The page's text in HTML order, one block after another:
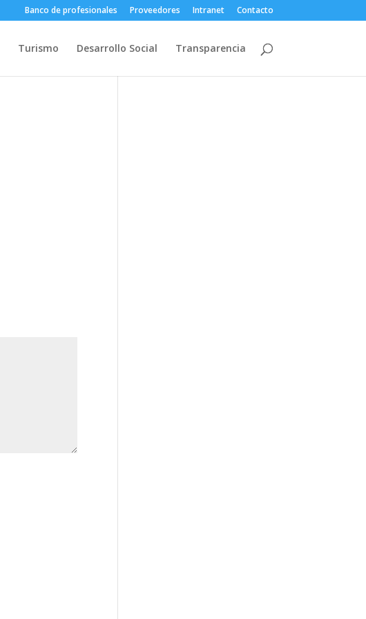
Banco de profesionales Proveedores Intranet Contacto
Turismo Desarrollo Social Transparencia